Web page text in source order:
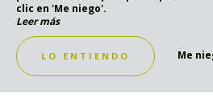
clic en 'Me niego'.
Leer más
LO ENTIENDO Me